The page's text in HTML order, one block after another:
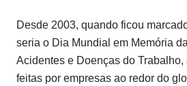
Desde 2003, quando ficou
seria o Dia Mundial em Memória
Acidentes e Doenças do
feitas por empresas ao redor do